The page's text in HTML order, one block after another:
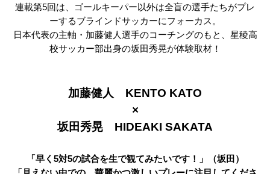
連載第5回は、ゴールキーパー以外は全盲の選手たちがプレ
ーするブラインドサッカーにフォーカス。
日本代表の主軸・加藤健人選手のコーチングのもと、星稜高
校サッカー部出身の坂田秀晃が体験取材！
加藤健人 KENTO KATO
×
坂田秀晃 HIDEAKI SAKATA
「早く5対5の試合を生で観てみたいです！」（坂田）